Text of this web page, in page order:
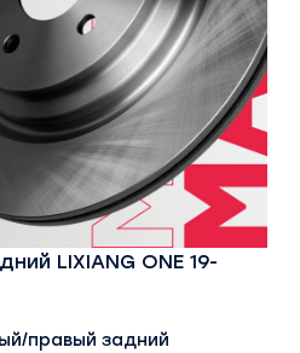
LIXIANG ONE 19-
правый задний